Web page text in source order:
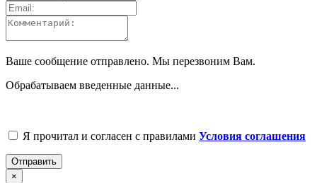
Ваше сообщение отправлено. Мы перезвоним Вам.
Обрабатываем введенные данные...
Я прочитал и согласен с правилами Условия соглашения
Отправить
×